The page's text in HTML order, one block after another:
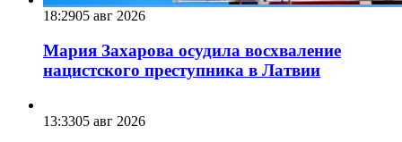
18:2905 авг 2026
Мария Захарова осудила восхваление
нацистского преступника в Латвии
13:3305 авг 2026